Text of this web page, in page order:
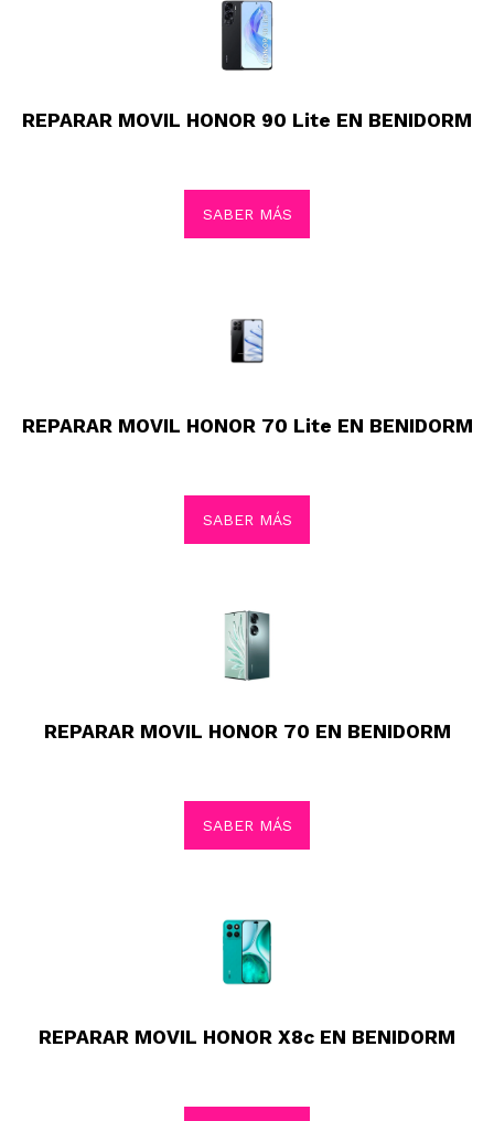
REPARAR MOVIL HONOR 90 Lite EN BENIDORM
SABER MÁS
REPARAR MOVIL HONOR 70 Lite EN BENIDORM
SABER MÁS
REPARAR MOVIL HONOR 70 EN BENIDORM
SABER MÁS
REPARAR MOVIL HONOR X8c EN BENIDORM